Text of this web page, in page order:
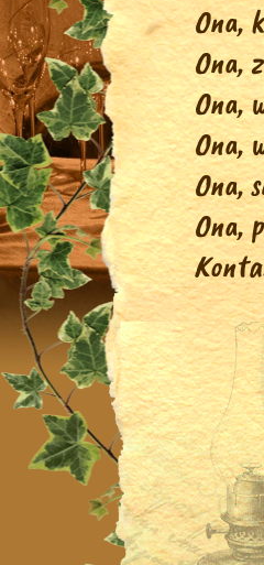
Ona,
Ona,
Ona,
Ona,
Ona,
Ona,